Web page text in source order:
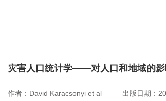
灾害人口统计学——对人口和地域的
作者：David Karacsonyi et al
出版日期：